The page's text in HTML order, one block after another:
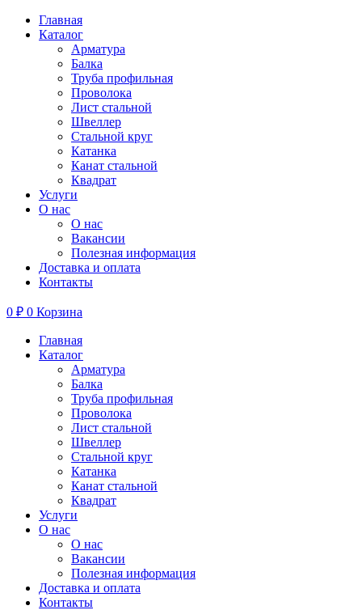
Главная
Каталог
Арматура
Балка
Труба профильная
Проволока
Лист стальной
Швеллер
Стальной круг
Катанка
Канат стальной
Квадрат
Услуги
О нас
О нас
Вакансии
Полезная информация
Доставка и оплата
Контакты
0 ₽ 0 Корзина
Главная
Каталог
Арматура
Балка
Труба профильная
Проволока
Лист стальной
Швеллер
Стальной круг
Катанка
Канат стальной
Квадрат
Услуги
О нас
О нас
Вакансии
Полезная информация
Доставка и оплата
Контакты